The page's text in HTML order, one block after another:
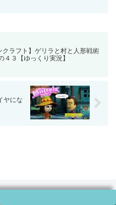
クラフト】ゲリラと村と人形戦術
４３【ゆっくり実況】
ヤにな